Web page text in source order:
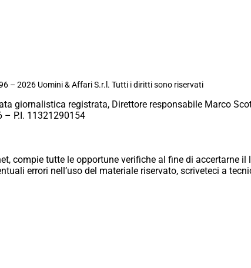
– 2026 Uomini & Affari S.r.l. Tutti i diritti sono riservati
giornalistica registrata, Direttore responsabile Marco
– P.I. 11321290154
compie tutte le opportune verifiche al fine di accertarne
errori nell’uso del materiale riservato, scriveteci a